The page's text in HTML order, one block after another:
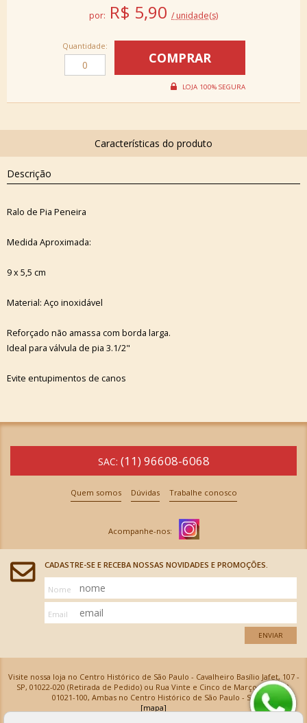
por: R$ 5,90 / unidade(s)
Quantidade:
Descrição
Ralo de Pia Peneira
Medida Aproximada:
9 x 5,5 cm
Material: Aço inoxidável
Reforçado não amassa com borda larga.
Ideal para válvula de pia 3.1/2"
Evite entupimentos de canos
SAC: (11) 96608-6068
Quem somos Dúvidas Trabalhe conosco
CADASTRE-SE E RECEBA NOSSAS NOVIDADES E PROMOÇÕES.
Nome
Email
ENVIAR
Visite nossa loja no Centro Histórico de São Paulo - Cavalheiro Basílio Jafet, 107 -
SP, 01022-020 (Retirada de Pedido) ou Rua Vinte e Cinco de Março, 576 - SP,
01021-100, Ambas no Centro Histórico de São Paulo - SP
[mapa]